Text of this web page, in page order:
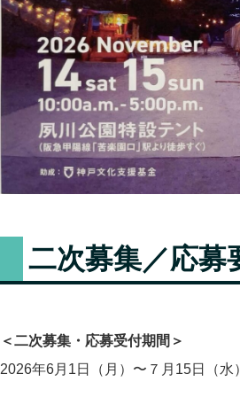
二次募集／応募
＜二次募集・応募受付期間＞
2026年6月1日（月）〜７月15日（水